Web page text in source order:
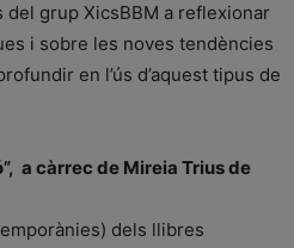
del grup XicsBBM a reflexionar
i sobre les noves tendències
en l’ús d’aquest tipus de
a càrrec de Mireia Trius de
dels llibres